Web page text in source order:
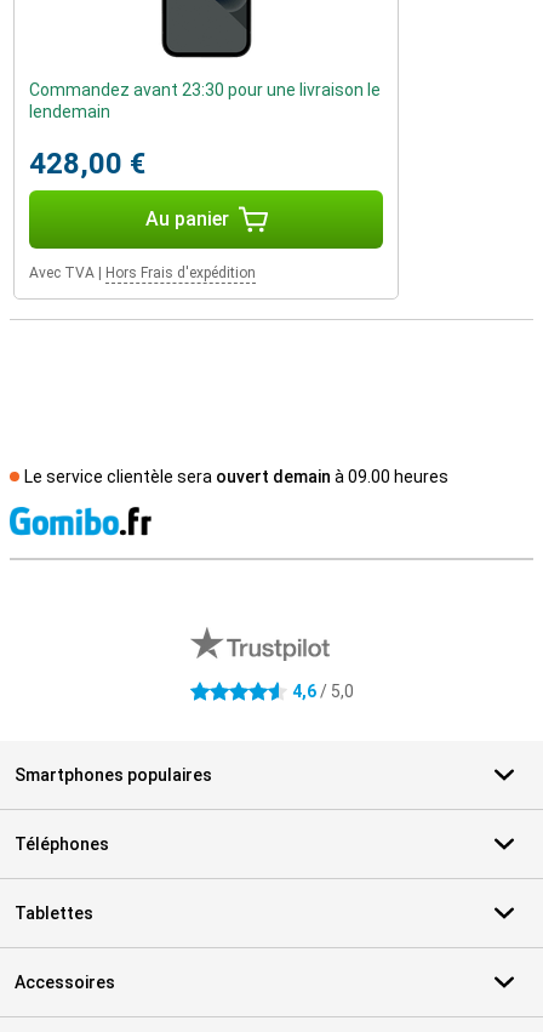
Commandez avant 23:30 pour une livraison le
lendemain
428,00 €
Au panier
Avec TVA Hors Frais d'expédition
Le service clientèle sera ouvert demain à 09.00 heures
4.6 étoiles 4,6/ 5,0
Smartphones populaires
Téléphones
Tablettes
Accessoires